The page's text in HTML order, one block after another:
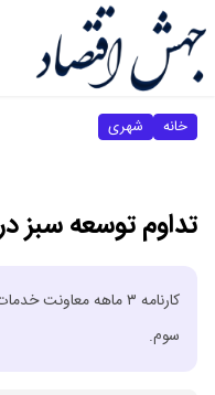
خانه شهری
تداوم توسعه سبز
سوم.